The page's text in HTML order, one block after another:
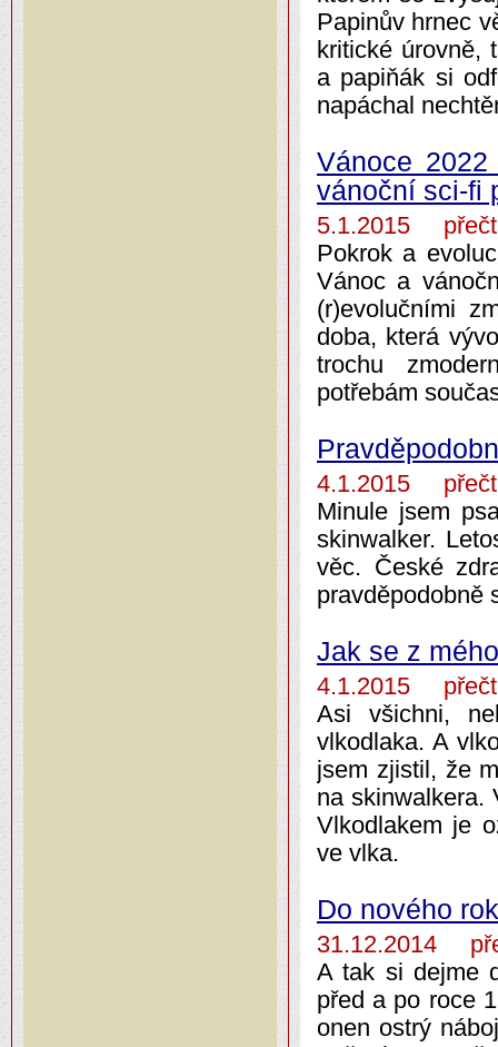
Papinův hrnec
kritické úrovně,
a papiňák si
napáchal
Vánoce
vánoční sci-fi
5.1.2015
Pokrok a
Vánoc a
(r)evolučními
doba, která
trochu
potřebám
4.1.2015
Minule jsem
skinwalker.
věc. České
pravděpodobně
Jak se z
4.1.2015
Asi všichni,
vlkodlaka. A
jsem zjistil, že
na skinwalkera.
Vlkodlakem je
ve vlka.
Do nového
31.12.2014
A tak si dejme
před a po roce
onen ostrý